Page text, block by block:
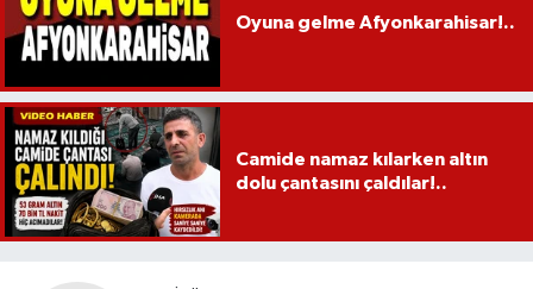
Oyuna gelme Afyonkarahisar!..
Camide namaz kılarken altın
dolu çantasını çaldılar!..